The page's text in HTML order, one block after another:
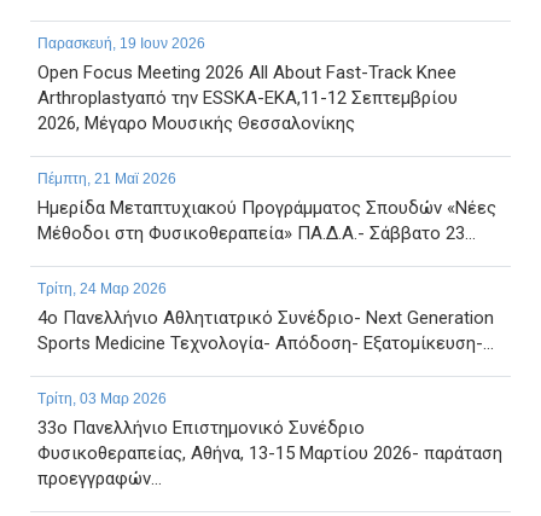
Παρασκευή, 19 Ιουν 2026
Open Focus Meeting 2026 All About Fast-Track Knee
Arthroplastyαπό την ESSKA-EKA,11-12 Σεπτεμβρίου
2026, Μέγαρο Μουσικής Θεσσαλονίκης
Πέμπτη, 21 Μαϊ 2026
Ημερίδα Μεταπτυχιακού Προγράμματος Σπουδών «Νέες
Μέθοδοι στη Φυσικοθεραπεία» ΠΑ.Δ.Α.- Σάββατο 23...
Τρίτη, 24 Μαρ 2026
4ο Πανελλήνιο Αθλητιατρικό Συνέδριο- Next Generation
Sports Medicine Τεχνολογία- Απόδοση- Εξατομίκευση-...
Τρίτη, 03 Μαρ 2026
33ο Πανελλήνιο Επιστημονικό Συνέδριο
Φυσικοθεραπείας, Αθήνα, 13-15 Μαρτίου 2026- παράταση
προεγγραφών...